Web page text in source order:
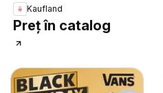
Kaufland
Preț în catalog